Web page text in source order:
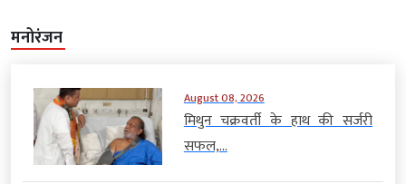
मनोरंजन
August 08, 2026
मिथुन चक्रवर्ती के हाथ की सर्जरी
सफल,...